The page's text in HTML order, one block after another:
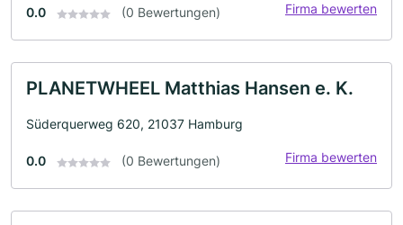
0.0 (0 Bewertungen) Firma bewerten
PLANETWHEEL Matthias Hansen e. K.
Süderquerweg 620, 21037 Hamburg
0.0 (0 Bewertungen) Firma bewerten